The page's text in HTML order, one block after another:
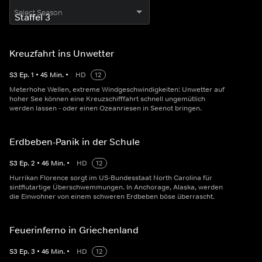
Select Season
Kreuzfahrt ins Unwetter
S3 Ep.1 • 45 Min. • HD
12
Meterhohe Wellen, extreme Windgeschwindigkeiten: Unwetter auf
hoher See können eine Kreuzschifffahrt schnell ungemütlich
werden lassen - oder einen Ozeanriesen in Seenot bringen.
Erdbeben-Panik in der Schule
S3 Ep.2 • 46 Min. • HD
12
Hurrikan Florence sorgt im US-Bundesstaat North Carolina für
sintflutartige Überschwemmungen. In Anchorage, Alaska, werden
die Einwohner von einem schweren Erdbeben böse überrascht.
Feuerinferno in Griechenland
S3 Ep.3 • 46 Min. • HD
12